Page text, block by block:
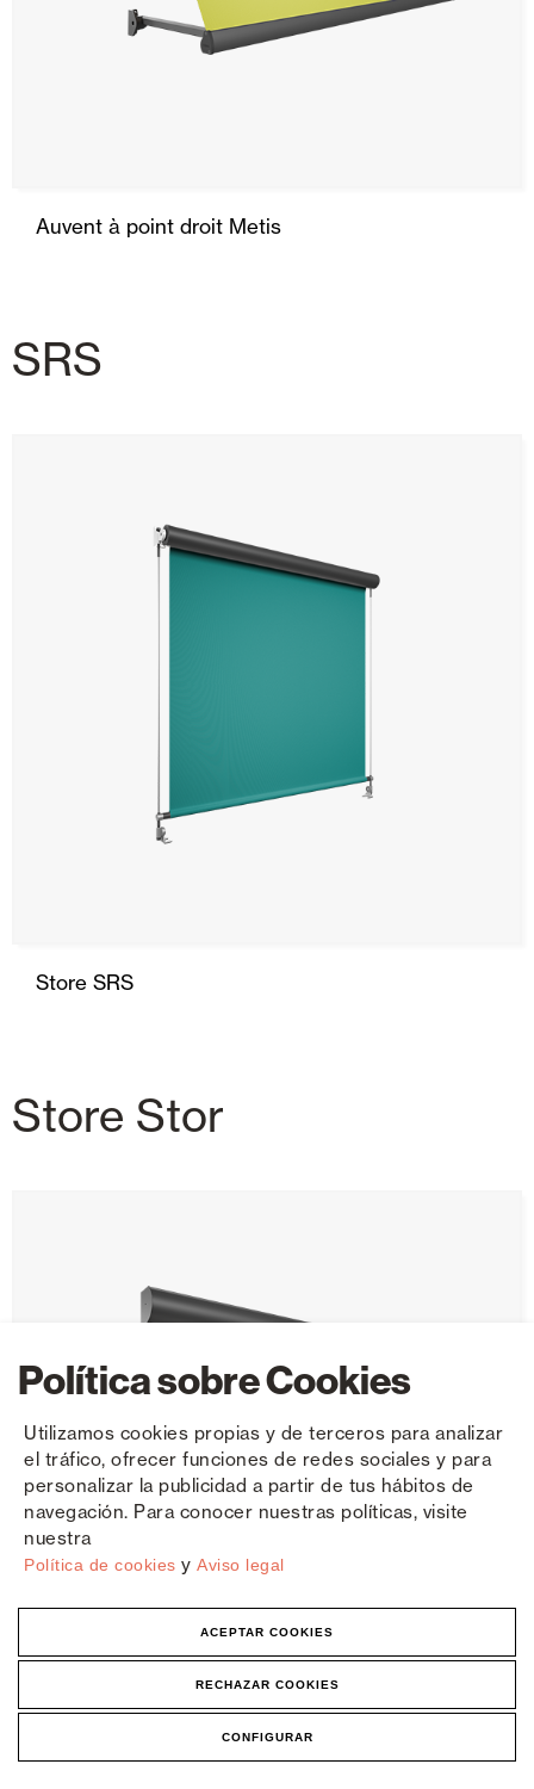
Política sobre Cookies
Utilizamos cookies propias y de terceros para analizar
el tráfico, ofrecer funciones de redes sociales y para
personalizar la publicidad a partir de tus hábitos de
navegación. Para conocer nuestras políticas, visite
nuestra
Política de cookies y Aviso legal
ACEPTAR COOKIES
RECHAZAR COOKIES
CONFIGURAR
Auvent à point droit Metis
SRS
Store SRS
Store Stor